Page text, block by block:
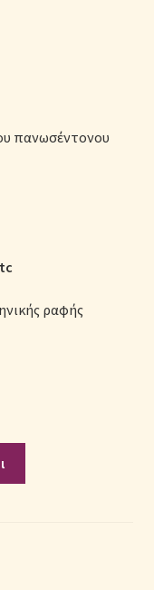
πανωσέντονου
ραφής